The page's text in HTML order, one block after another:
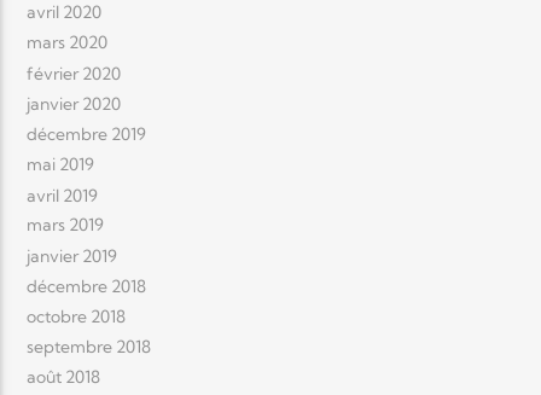
avril 2020
mars 2020
février 2020
janvier 2020
décembre 2019
mai 2019
avril 2019
mars 2019
janvier 2019
décembre 2018
octobre 2018
septembre 2018
août 2018